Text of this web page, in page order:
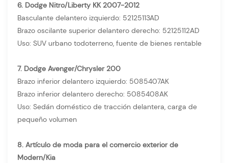
6. Dodge Nitro/Liberty KK 2007-2012
Basculante delantero izquierdo: 52125113AD
Brazo oscilante superior delantero derecho: 52125112AD
Uso: SUV urbano todoterreno, fuente de bienes rentable
7. Dodge Avenger/Chrysler 200
Brazo inferior delantero izquierdo: 5085407AK
Brazo inferior delantero derecho: 5085408AK
Uso: Sedán doméstico de tracción delantera, carga de
pequeño volumen
8. Artículo de moda para el comercio exterior de
Modern/Kia